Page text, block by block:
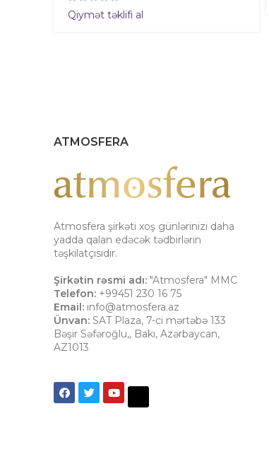
Qiymət təklifi al
ATMOSFERA
Atmosfera şirkəti xoş günlərinizi daha
yadda qalan edəcək tədbirlərin
təşkilatçısıdır.
Şirkətin rəsmi adı: "Atmosfera" MMC
Telefon: +99451 230 16 75
Email: info@atmosfera.az
Ünvan: SAT Plaza, 7-ci mərtəbə 133
Bəşir Səfəroğlu,, Bakı, Azərbaycan,
AZ1013